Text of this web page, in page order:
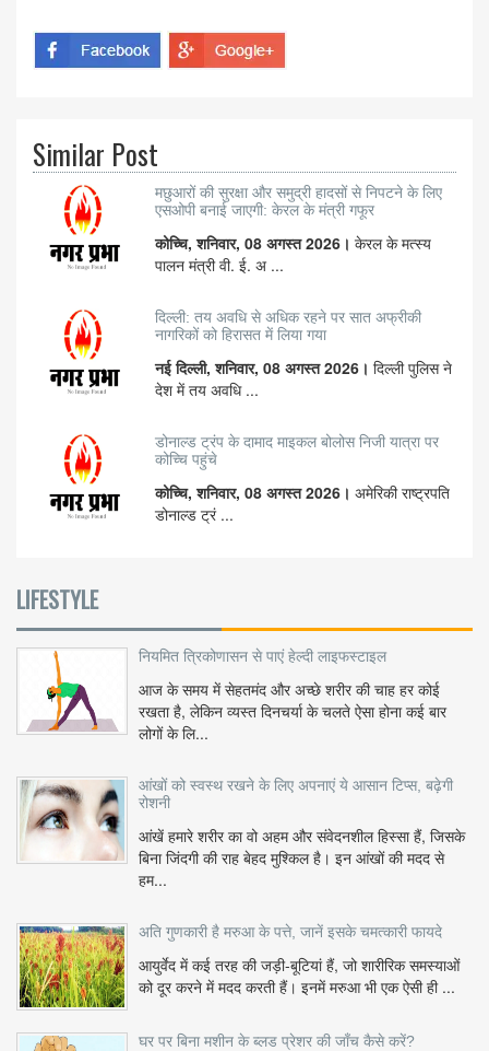
Similar Post
मछुआरों की सुरक्षा और समुद्री हादसों से निपटने के लिए
एसओपी बनाई जाएगी: केरल के मंत्री गफूर
कोच्चि, शनिवार, 08 अगस्त 2026। केरल के मत्स्य
पालन मंत्री वी. ई. अ ...
दिल्ली: तय अवधि से अधिक रहने पर सात अफ्रीकी
नागरिकों को हिरासत में लिया गया
नई दिल्ली, शनिवार, 08 अगस्त 2026। दिल्ली पुलिस ने
देश में तय अवधि ...
डोनाल्ड ट्रंप के दामाद माइकल बोलोस निजी यात्रा पर
कोच्चि पहुंचे
कोच्चि, शनिवार, 08 अगस्त 2026। अमेरिकी राष्ट्रपति
डोनाल्ड ट्रं ...
LIFESTYLE
नियमित त्रिकोणासन से पाएं हेल्दी लाइफस्टाइल
आज के समय में सेहतमंद और अच्छे शरीर की चाह हर कोई
रखता है, लेकिन व्यस्त दिनचर्या के चलते ऐसा होना कई बार
लोगों के लि...
आंखों को स्वस्थ रखने के लिए अपनाएं ये आसान टिप्स, बढ़ेगी
रोशनी
आंखें हमारे शरीर का वो अहम और संवेदनशील हिस्सा हैं, जिसके
बिना जिंदगी की राह बेहद मुश्किल है। इन आंखों की मदद से
हम...
अति गुणकारी है मरुआ के पत्ते, जानें इसके चमत्कारी फायदे
आयुर्वेद में कई तरह की जड़ी-बूटियां हैं, जो शारीरिक समस्याओं
को दूर करने में मदद करती हैं। इनमें मरुआ भी एक ऐसी ही ...
घर पर बिना मशीन के ब्लड प्रेशर की जाँच कैसे करें?